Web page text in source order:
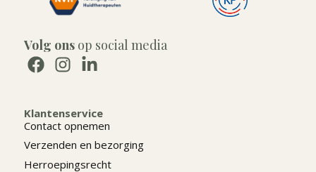
Volg ons op social media
Klantenservice
Contact opnemen
Verzenden en bezorging
Herroepingsrecht